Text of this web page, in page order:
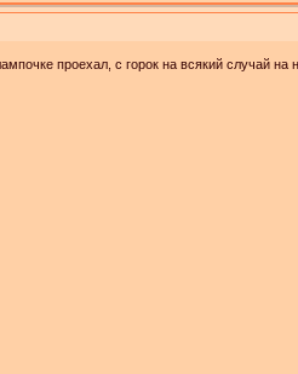
проехал, с горок на всякий случай на